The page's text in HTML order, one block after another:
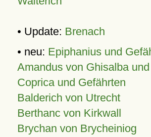
• Update: Brenach
• neu: Epiphanius und
Amandus von Ghisalba
Coprica und Gefährten
Balderich von Utrecht
Berthanc von Kirkwall
Brychan von Brycheiniog